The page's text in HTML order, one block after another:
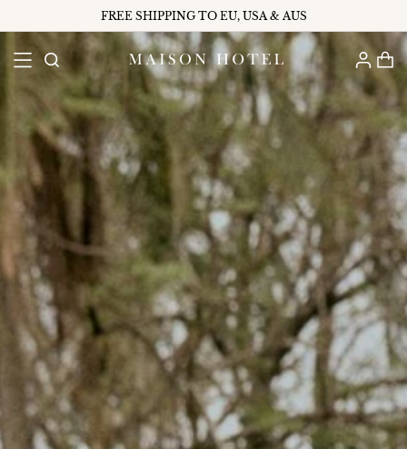
FREE SHIPPING TO EU, USA & AUS